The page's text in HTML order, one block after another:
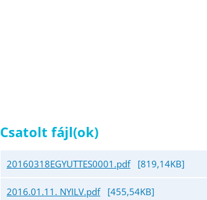
Csatolt fájl(ok)
20160318EGYUTTES0001.pdf [819,14KB]
2016.01.11. NYILV.pdf [455,54KB]